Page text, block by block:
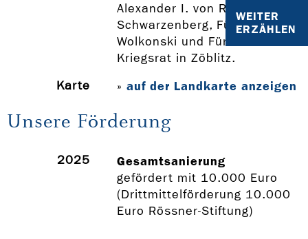
WEITER
ERZÄHLEN
Alexander I. von Russland,
Schwarzenberg, Fürst Repnin-
Wolkonski und Fürst
Kriegsrat in Zöblitz.
Karte
» auf der Landkarte anzeigen
Unsere Förderung
2025 Gesamtsanierung
gefördert mit 10.000 Euro
(Drittmittelförderung 10.000
Euro Rössner-Stiftung)